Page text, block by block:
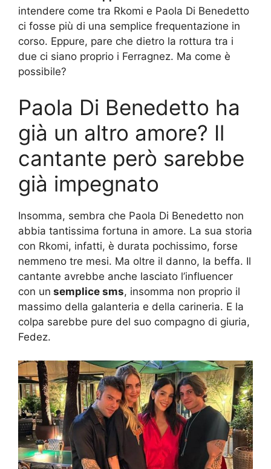
intendere come tra Rkomi e Paola Di Benedetto
ci fosse più di una semplice frequentazione in
corso. Eppure, pare che dietro la rottura tra i
due ci siano proprio i Ferragnez. Ma come è
possibile?
Paola Di Benedetto ha
già un altro amore? Il
cantante però sarebbe
già impegnato
Insomma, sembra che Paola Di Benedetto non
abbia tantissima fortuna in amore. La sua storia
con Rkomi, infatti, è durata pochissimo, forse
nemmeno tre mesi. Ma oltre il danno, la beffa. Il
cantante avrebbe anche lasciato l’influencer
con un semplice sms, insomma non proprio il
massimo della galanteria e della carineria. E la
colpa sarebbe pure del suo compagno di giuria,
Fedez.